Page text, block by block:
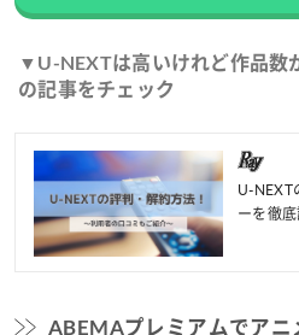
▼U-NEXTは高いけれど作品数
の記事をチェック
U-NEXT
ーを徹
ABEMAプレミアムでア